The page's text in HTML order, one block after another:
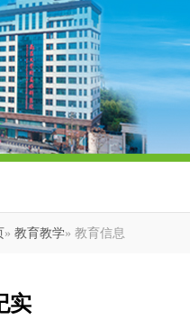
» 教育教学» 教育信息
实